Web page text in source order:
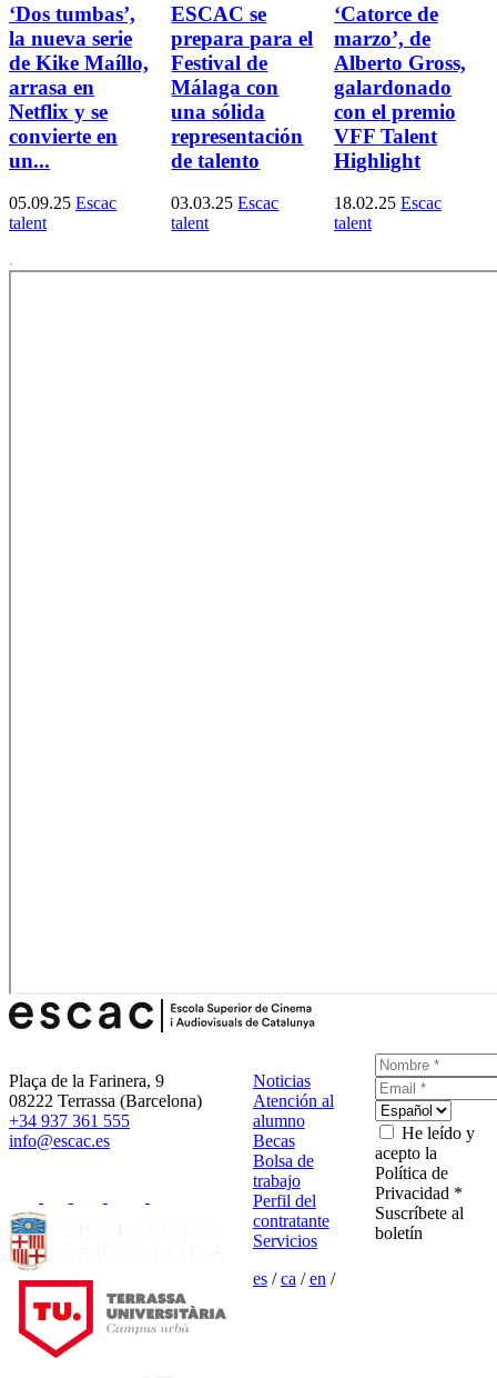
‘Dos tumbas’,
la nueva serie
de Kike Maíllo,
arrasa en
Netflix y se
convierte en
un...
05.09.25 Escac
talent
ESCAC se
prepara para el
Festival de
Málaga con
una sólida
representación
de talento
03.03.25 Escac
talent
‘Catorce de
marzo’, de
Alberto Gross,
galardonado
con el premio
VFF Talent
Highlight
18.02.25 Escac
talent
Plaça de la Farinera, 9
08222 Terrassa (Barcelona)
+34 937 361 555
info@escac.es
Noticias
Atención al
alumno
Becas
Bolsa de
trabajo
Perfil del
contratante
Servicios
es/ca /en /
He leído y
acepto la
Política de
Privacidad *
Suscríbete al
boletín